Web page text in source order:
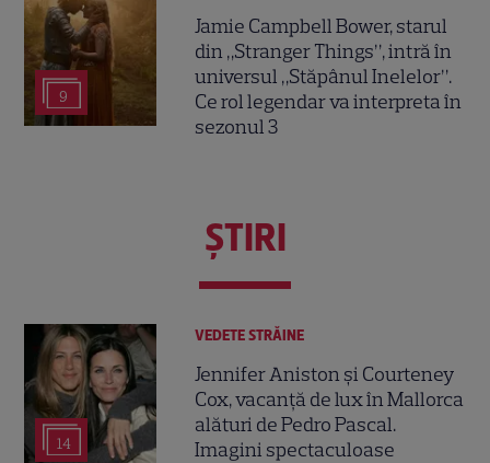
9
Jamie Campbell Bower, starul
din „Stranger Things”, intră în
universul „Stăpânul Inelelor”.
Ce rol legendar va interpreta în
sezonul 3
ŞTIRI
14
VEDETE STRĂINE
Jennifer Aniston și Courteney
Cox, vacanță de lux în Mallorca
alături de Pedro Pascal.
Imagini spectaculoase